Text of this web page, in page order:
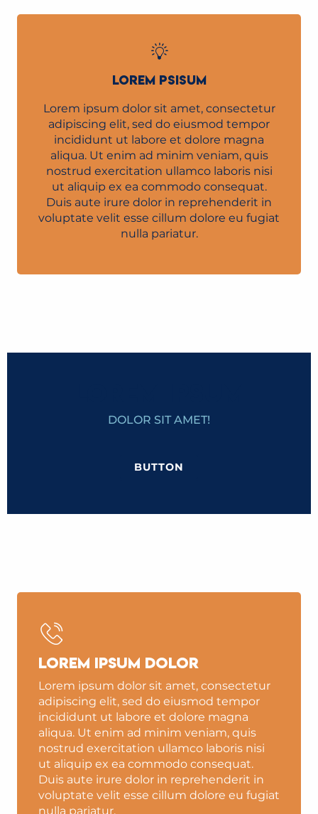
LOREM PSISUM
Lorem ipsum dolor sit amet, consectetur
adipiscing elit, sed do eiusmod tempor
incididunt ut labore et dolore magna
aliqua. Ut enim ad minim veniam, quis
nostrud exercitation ullamco laboris nisi
ut aliquip ex ea commodo consequat.
Duis aute irure dolor in reprehenderit in
voluptate velit esse cillum dolore eu fugiat
nulla pariatur.
DOLOR SIT AMET!
BUTTON
Lorem ipsum dolor
Lorem ipsum dolor sit amet, consectetur
adipiscing elit, sed do eiusmod tempor
incididunt ut labore et dolore magna
aliqua. Ut enim ad minim veniam, quis
nostrud exercitation ullamco laboris nisi
ut aliquip ex ea commodo consequat.
Duis aute irure dolor in reprehenderit in
voluptate velit esse cillum dolore eu fugiat
nulla pariatur.